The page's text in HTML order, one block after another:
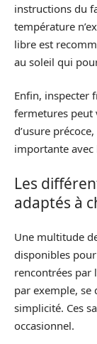
instructions du
température
libre est
au soleil qui
Enfin, inspecter
fermetures peut
d’usure
importante avec
Les
adaptés à
Une multitude
disponibles
rencontrées par
par exemple,
simplicité. Ces
occasionnel.